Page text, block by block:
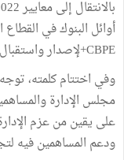
CBPE+لإصدار واستقبال معاملات سويفت.
وفي اختتام كلمته،
مجلس الإدارة
على يقين من عزم
ودعم المساهمين فيه